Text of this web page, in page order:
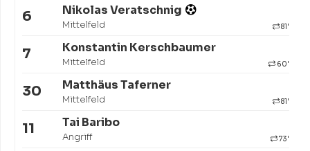
6 Nikolas Veratschnig
Mittelfeld 81'
7 Konstantin Kerschbaumer
Mittelfeld 60'
30 Matthäus Taferner
Mittelfeld 81'
11 Tai Baribo
Angriff 73'